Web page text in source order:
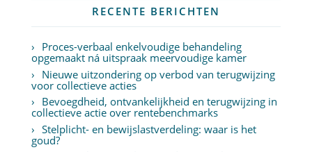
RECENTE BERICHTEN
Proces-verbaal enkelvoudige behandeling
opgemaakt ná uitspraak meervoudige kamer
Nieuwe uitzondering op verbod van terugwijzing
voor collectieve acties
Bevoegdheid, ontvankelijkheid en terugwijzing in
collectieve actie over rentebenchmarks
Stelplicht- en bewijslastverdeling: waar is het
goud?